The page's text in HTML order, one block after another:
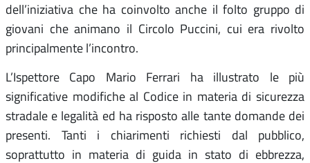
dell’iniziativa che ha coinvolto anche il folto gruppo di
giovani che animano il Circolo Puccini, cui era rivolto
principalmente l’incontro.
L’Ispettore Capo Mario Ferrari ha illustrato le più
significative modifiche al Codice in materia di sicurezza
stradale e legalità ed ha risposto alle tante domande dei
presenti. Tanti i chiarimenti richiesti dal pubblico,
soprattutto in materia di guida in stato di ebbrezza,